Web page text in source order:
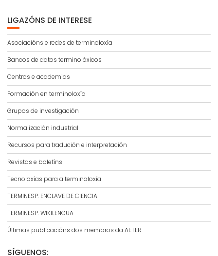
LIGAZÓNS DE INTERESE
Asociacións e redes de terminoloxía
Bancos de datos terminolóxicos
Centros e academias
Formación en terminoloxía
Grupos de investigación
Normalización industrial
Recursos para tradución e interpretación
Revistas e boletíns
Tecnoloxías para a terminoloxía
TERMINESP: ENCLAVE DE CIENCIA
TERMINESP: WIKILENGUA
Últimas publicacións dos membros da AETER
SÍGUENOS: